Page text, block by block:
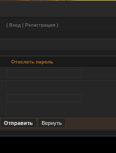
( Вход | Регистрация)
Отослать пароль